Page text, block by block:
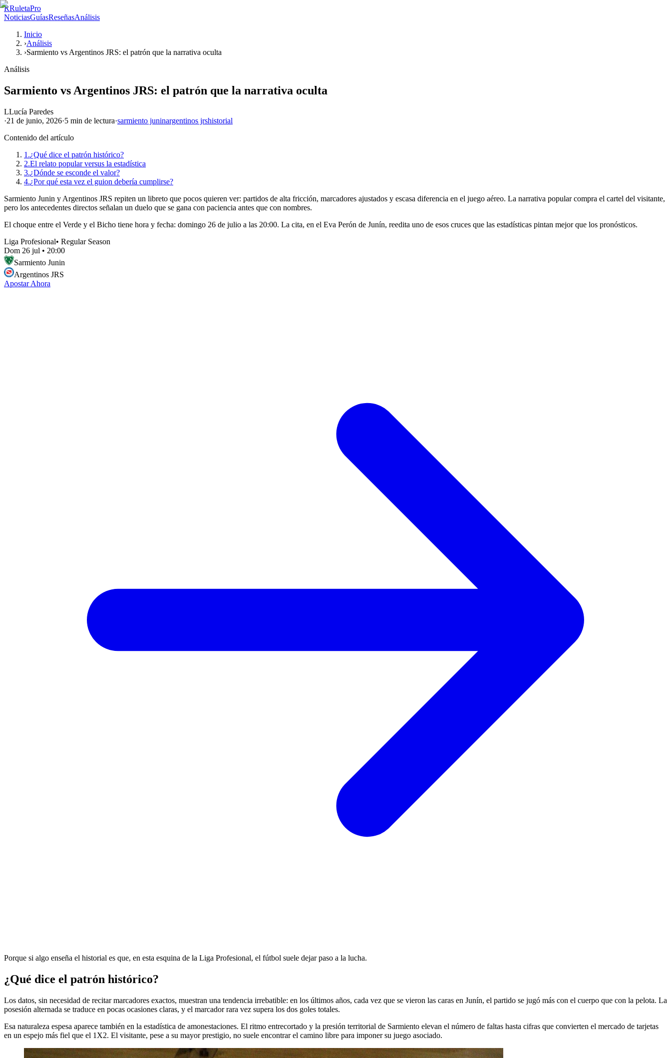
RRuletaPro
NoticiasGuíasReseñasAnálisis
Inicio
›Análisis
›Sarmiento vs Argentinos JRS: el patrón que la narrativa oculta
Análisis
Sarmiento vs Argentinos JRS: el patrón que la narrativa oculta
LLucía Paredes
·21 de junio, 2026·5 min de lectura·sarmiento juninargentinos jrshistorial
Contenido del artículo
1.¿Qué dice el patrón histórico?
2.El relato popular versus la estadística
3.¿Dónde se esconde el valor?
4.¿Por qué esta vez el guion debería cumplirse?
Sarmiento Junin y Argentinos JRS repiten un libreto que pocos quieren ver: partidos de alta fricción, marcadores ajustados y escasa diferencia en el juego aéreo. La narrativa popular compra el cartel del visitante,
pero los antecedentes directos señalan un duelo que se gana con paciencia antes que con nombres.
El choque entre el Verde y el Bicho tiene hora y fecha: domingo 26 de julio a las 20:00. La cita, en el Eva Perón de Junín, reedita uno de esos cruces que las estadísticas pintan mejor que los pronósticos.
Liga Profesional• Regular Season
Dom 26 jul • 20:00
Sarmiento Junin
Argentinos JRS
Apostar Ahora
Porque si algo enseña el historial es que, en esta esquina de la Liga Profesional, el fútbol suele dejar paso a la lucha.
¿Qué dice el patrón histórico?
Los datos, sin necesidad de recitar marcadores exactos, muestran una tendencia irrebatible: en los últimos años, cada vez que se vieron las caras en Junín, el partido se jugó más con el cuerpo que con la pelota. La
posesión alternada se traduce en pocas ocasiones claras, y el marcador rara vez supera los dos goles totales.
Esa naturaleza espesa aparece también en la estadística de amonestaciones. El ritmo entrecortado y la presión territorial de Sarmiento elevan el número de faltas hasta cifras que convierten el mercado de tarjetas
en un espejo más fiel que el 1X2. El visitante, pese a su mayor prestigio, no suele encontrar el camino libre para imponer su juego asociado.